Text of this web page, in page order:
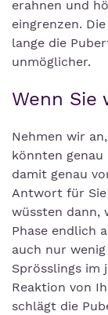
erahnen und
eingrenzen.
lange die
unmöglicher.
Wenn Sie
Nehmen wir
könnten
damit genau
Antwort für
wüssten dann,
Phase endlich
auch nur
Sprösslings im
Reaktion von
schlägt die